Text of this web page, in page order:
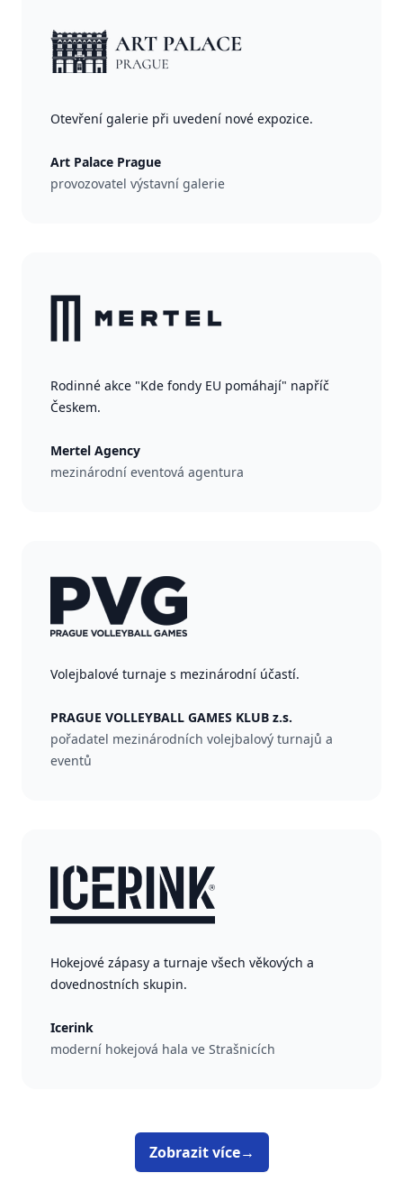
Otevření galerie při uvedení nové expozice.
Art Palace Prague
provozovatel výstavní galerie
Rodinné akce "Kde fondy EU pomáhají" napříč
Českem.
Mertel Agency
mezinárodní eventová agentura
Volejbalové turnaje s mezinárodní účastí.
PRAGUE VOLLEYBALL GAMES KLUB z.s.
pořadatel mezinárodních volejbalový turnajů a
eventů
Hokejové zápasy a turnaje všech věkových a
dovednostních skupin.
Icerink
moderní hokejová hala ve Strašnicích
Zobrazit více→